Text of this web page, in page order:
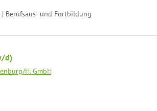
Berufsaus- und Fortbildung
d)
H. GmbH